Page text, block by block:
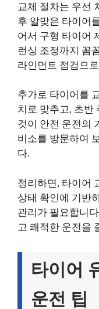
교체 절차는 우선
후 알맞은 타이어
어서 구형 타이어
런싱 조정까지 꼼
라인먼트 점검으
추가로 타이어를
치로 맞추고, 초반
것이 안전 운전의
비소를 방문하여
다.
정리하면, 타이어
상태 확인에 기반
관리가 필요합니
고 쾌적한 운전을
타이어
운전 팁